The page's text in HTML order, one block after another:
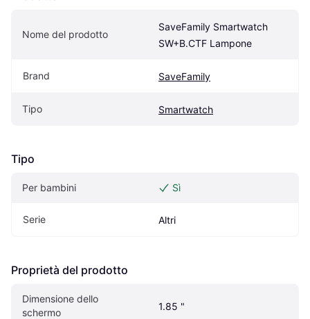
Nome del prodotto
SaveFamily Smartwatch
SW+B.CTF Lampone
Brand SaveFamily
Tipo Smartwatch
Tipo
Per bambini Sì
Serie Altri
Proprietà del prodotto
Dimensione dello
schermo
1.85 "